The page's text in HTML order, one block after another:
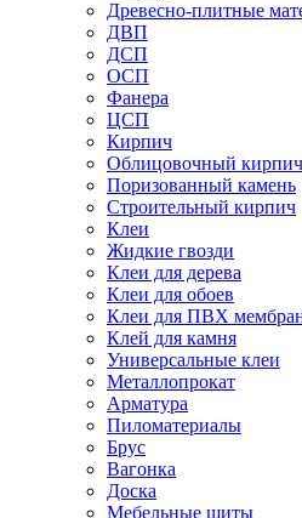
Древесно-плитные
ДВП
ДСП
ОСП
Фанера
ЦСП
Кирпич
Облицовочный кирпич
Поризованный камень
Строительный кирпич
Клеи
Жидкие гвозди
Клеи для дерева
Клеи для обоев
Клеи для ПВХ
Клей для камня
Универсальные клеи
Металлопрокат
Арматура
Пиломатериалы
Брус
Вагонка
Доска
Мебельные щиты